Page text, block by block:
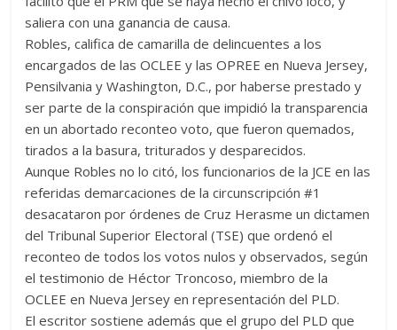
saliera con una ganancia de causa.
Robles, califica de camarilla de delincuentes a los
encargados de las OCLEE y las OPREE en Nueva Jersey,
Pensilvania y Washington, D.C., por haberse prestado y
ser parte de la conspiración que impidió la transparencia
en un abortado reconteo voto, que fueron quemados,
tirados a la basura, triturados y desparecidos.
Aunque Robles no lo citó, los funcionarios de la JCE en las
referidas demarcaciones de la circunscripción #1
desacataron por órdenes de Cruz Herasme un dictamen
del Tribunal Superior Electoral (TSE) que ordenó el
reconteo de todos los votos nulos y observados, según
el testimonio de Héctor Troncoso, miembro de la
OCLEE en Nueva Jersey en representación del PLD.
El escritor sostiene además que el grupo del PLD que